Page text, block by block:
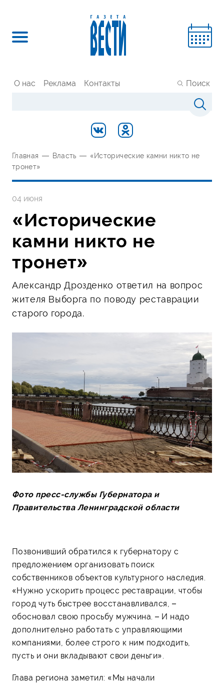
О нас Реклама Контакты Поиск
Главная — Власть — «Исторические камни никто не
тронет»
04 июня
«Исторические
камни никто не
тронет»
Александр Дрозденко ответил на вопрос
жителя Выборга по поводу реставрации
старого города.
Фото пресс-службы Губернатора и
Правительства Ленинградской области
Позвонивший обратился к губернатору с
предложением организовать поиск
собственников объектов культурного наследия.
«Нужно ускорить процесс реставрации, чтобы
город чуть быстрее восстанавливался, –
обосновал свою просьбу мужчина. – И надо
дополнительно работать с управляющими
компаниями, более строго к ним подходить,
пусть и они вкладывают свои деньги».
Глава региона заметил: «Мы начали